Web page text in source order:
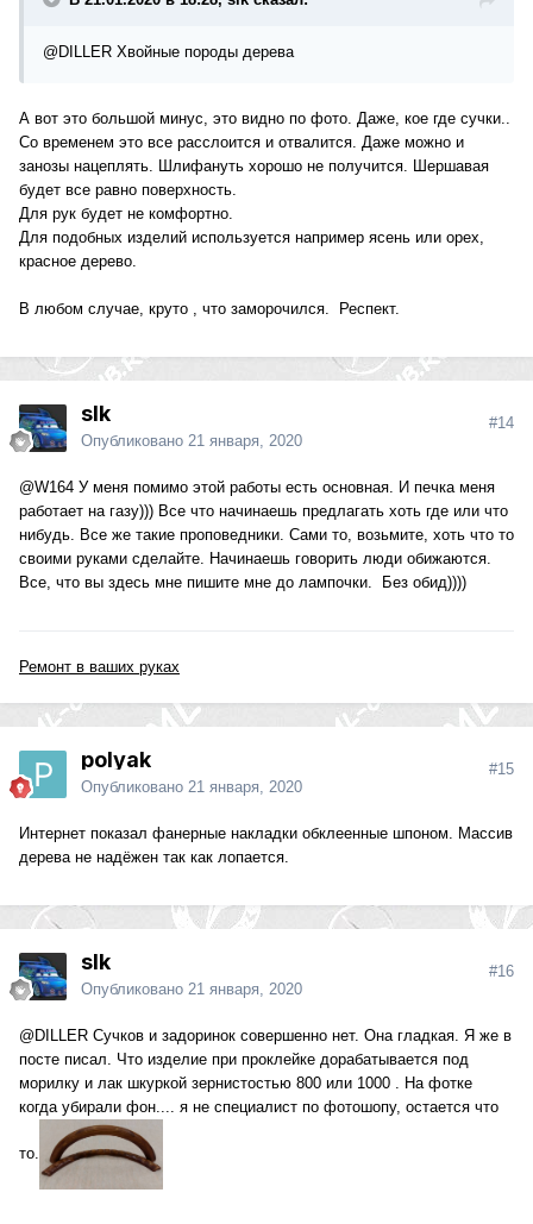
@DILLER Хвойные породы дерева
А вот это большой минус, это видно по фото. Даже, кое где сучки..
Со временем это все расслоится и отвалится. Даже можно и
занозы нацеплять. Шлифануть хорошо не получится. Шершавая
будет все равно поверхность.
Для рук будет не комфортно.
Для подобных изделий используется например ясень или орех,
красное дерево.
В любом случае, круто , что заморочился. Респект.
slk
Опубликовано 21 января, 2020
#14
@W164 У меня помимо этой работы есть основная. И печка меня
работает на газу))) Все что начинаешь предлагать хоть где или что
нибудь. Все же такие проповедники. Сами то, возьмите, хоть что то
своими руками сделайте. Начинаешь говорить люди обижаются.
Все, что вы здесь мне пишите мне до лампочки. Без обид))))
Ремонт в ваших руках
polyak
Опубликовано 21 января, 2020
#15
Интернет показал фанерные накладки обклеенные шпоном. Массив
дерева не надёжен так как лопается.
slk
Опубликовано 21 января, 2020
#16
@DILLER Сучков и задоринок совершенно нет. Она гладкая. Я же в
посте писал. Что изделие при проклейке дорабатывается под
морилку и лак шкуркой зернистостью 800 или 1000 . На фотке
когда убирали фон.... я не специалист по фотошопу, остается что
то.